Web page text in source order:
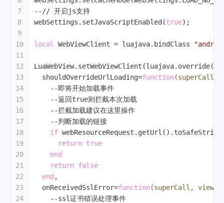
7
8
9
10
11
12
13
14
15
16
17
18
19
20
21
22
23
24
--// 开启js支持
webSettings.setJavaScriptEnabled(true);
local WebViewClient = luajava.bindClass
  shouldOverrideUrlLoading=
function
--即将开始加载事件
--返回true则拦截本次加载
--拦截加载建议在这里操作
--判断加载的链接
if
return true
end
return false
end ,
  onReceivedSslError=
function(superCall, view,
--ssl证书错误处理事件